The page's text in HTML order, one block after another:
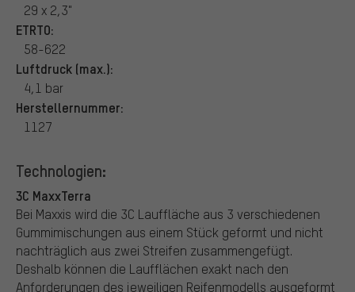
29 x 2,3"
ETRTO:
58-622
Luftdruck (max.):
4,1 bar
Herstellernummer:
1127
Technologien:
3C MaxxTerra
Bei Maxxis wird die 3C Lauffläche aus 3 verschiedenen
Gummimischungen aus einem Stück geformt und nicht
nachträglich aus zwei Streifen zusammengefügt.
Deshalb können die Laufflächen exakt nach den
Anforderungen des jeweiligen Reifenmodells ausgeformt